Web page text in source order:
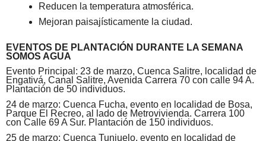
Reducen la temperatura atmosférica.
Mejoran paisajísticamente la ciudad.
EVENTOS DE PLANTACIÓN DURANTE LA SEMANA
SOMOS AGUA
Evento Principal: 23 de marzo, Cuenca Salitre, localidad de
Engativá, Canal Salitre, Avenida Carrera 70 con calle 94 A.
Plantación de 50 individuos.
24 de marzo: Cuenca Fucha, evento en localidad de Bosa,
Parque El Recreo, al lado de Metrovivienda. Carrera 100
con Calle 69 A Sur. Plantación de 150 individuos.
25 de marzo: Cuenca Tunjuelo, evento en localidad de